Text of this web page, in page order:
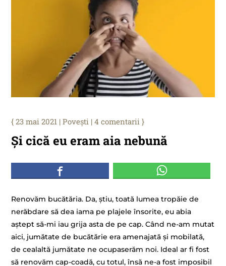
Și cică eu eram aia nebună
23 mai 2021 |Povești |4 comentarii
Renovăm bucătăria. Da, știu, toată lumea tropăie de
nerăbdare să dea iama pe plajele însorite, eu abia
aștept să-mi iau grija asta de pe cap. Când ne-am mutat
aici, jumătate de bucătărie era amenajată și mobilată,
de cealaltă jumătate ne ocupaserăm noi. Ideal ar fi fost
să renovăm cap-coadă, cu totul, însă ne-a fost imposibil